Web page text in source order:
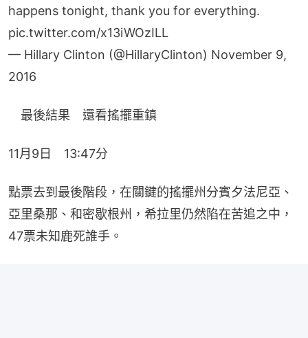
happens tonight, thank you for everything.
pic.twitter.com/x13iWOzILL
— Hillary Clinton (@HillaryClinton) November 9,
2016
最後結果　還看搖擺重鎮
11月9日　13:47分
點票去到最後階段，在關鍵的搖擺州分賓夕法尼亞、
亞里桑那、和密歇根州，希拉里仍然陷在苦追之中，
47票未知鹿死誰手。